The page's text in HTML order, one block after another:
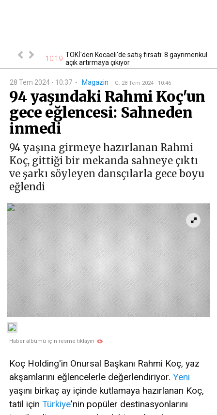
Başvurular 10:19 TOKİ'den Kocaeli'de satış fırsatı: 8 gayrimenkul
açık artırmaya çıkıyor
28 Tem 2024 - 10:37 - Magazin G: 28 Tem 2024 - 10:46
94 yaşındaki Rahmi Koç'un
gece eğlencesi: Sahneden
inmedi
94 yaşına girmeye hazırlanan Rahmi
Koç, gittiği bir mekanda sahneye çıktı
ve şarkı söyleyen dansçılarla gece boyu
eğlendi
Haber albümü için resme tıklayın
Koç Holding'in Onursal Başkanı Rahmi Koç, yaz
akşamlarını eğlencelerle değerlendiriyor. Yeni
yaşını birkaç ay içinde kutlamaya hazırlanan Koç,
tatil için Türkiye'nin popüler destinasyonlarını